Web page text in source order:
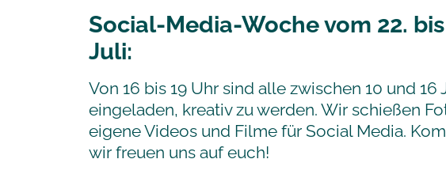
Social-Media-Woche vom 22.
Juli:
Von 16 bis 19 Uhr sind alle zwischen 10 und 16
eingeladen, kreativ zu werden. Wir schießen
eigene Videos und Filme für Social Media.
wir freuen uns auf euch!